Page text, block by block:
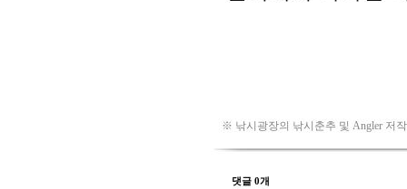
※ 낚시광장의 낚시춘추 및 Angler 저
댓글 0개